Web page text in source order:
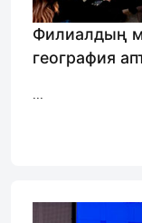
Филиалдың
география
...